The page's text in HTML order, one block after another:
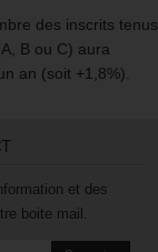
des inscrits tenus
B ou C) aura
an (soit +1,8%).
et des
boite mail.